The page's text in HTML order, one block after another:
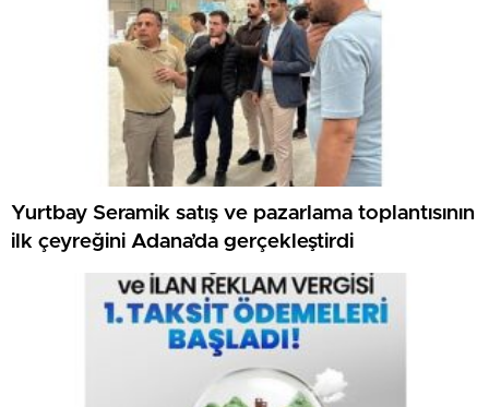
Yurtbay Seramik satış ve pazarlama toplantısının
ilk çeyreğini Adana’da gerçekleştirdi